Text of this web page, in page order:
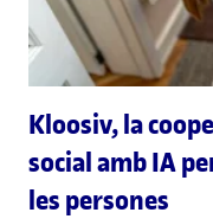
Kloosiv, la
social amb IA
les persones